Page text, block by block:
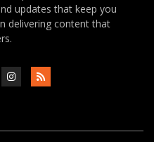
updates that keep you
delivering content that